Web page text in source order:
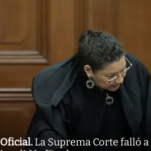
Oficial. La Suprema Corte falló